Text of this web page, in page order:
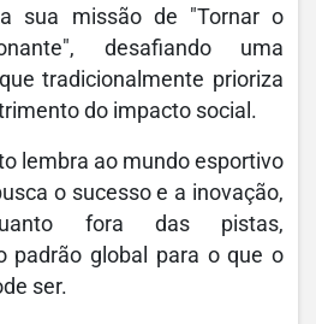
sua missão de "Tornar o
desafiando uma
tradicionalmente prioriza
do impacto social.
lembra ao mundo esportivo
o sucesso e a inovação,
fora das pistas,
padrão global para o que o
ser.